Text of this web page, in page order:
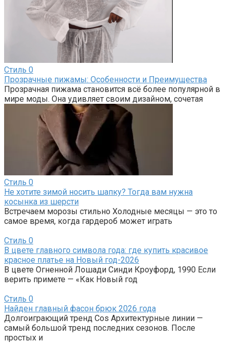
Стиль 0
Прозрачные пижамы: Особенности и Преимущества
Прозрачная пижама становится всё более популярной в
мире моды. Она удивляет своим дизайном, сочетая
Стиль 0
Не хотите зимой носить шапку? Тогда вам нужна
косынка из шерсти
Встречаем морозы стильно Холодные месяцы — это то
самое время, когда гардероб может играть
Стиль 0
В цвете главного символа года: где купить красивое
красное платье на Новый год-2026
В цвете Огненной Лошади Синди Кроуфорд, 1990 Если
верить примете — «Как Новый год
Стиль 0
Найден главный фасон брюк 2026 года
Долгоиграющий тренд Cos Архитектурные линии —
самый большой тренд последних сезонов. После
простых и